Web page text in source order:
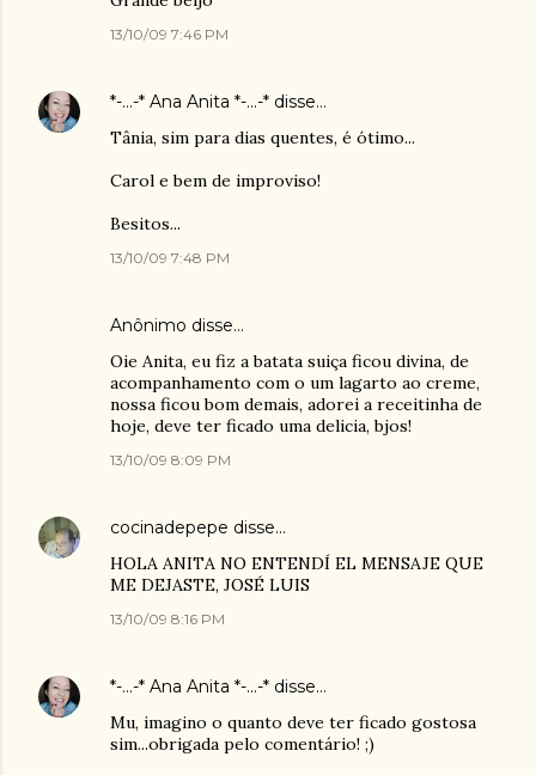
13/10/09 7:46 PM
*-...-* Ana Anita *-...-* disse…
Tânia, sim para dias quentes, é ótimo...
Carol e bem de improviso!
Besitos...
13/10/09 7:48 PM
Anônimo disse…
Oie Anita, eu fiz a batata suiça ficou divina, de
acompanhamento com o um lagarto ao creme,
nossa ficou bom demais, adorei a receitinha de
hoje, deve ter ficado uma delicia, bjos!
13/10/09 8:09 PM
cocinadepepe disse…
HOLA ANITA NO ENTENDÍ EL MENSAJE QUE
ME DEJASTE, JOSÉ LUIS
13/10/09 8:16 PM
*-...-* Ana Anita *-...-* disse…
Mu, imagino o quanto deve ter ficado gostosa
sim...obrigada pelo comentário! ;)